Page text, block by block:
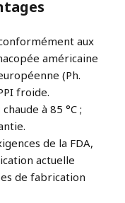
aux
américaine
(Ph.
froide.
à 85 °C ;
de la FDA,
actuelle
de fabrication